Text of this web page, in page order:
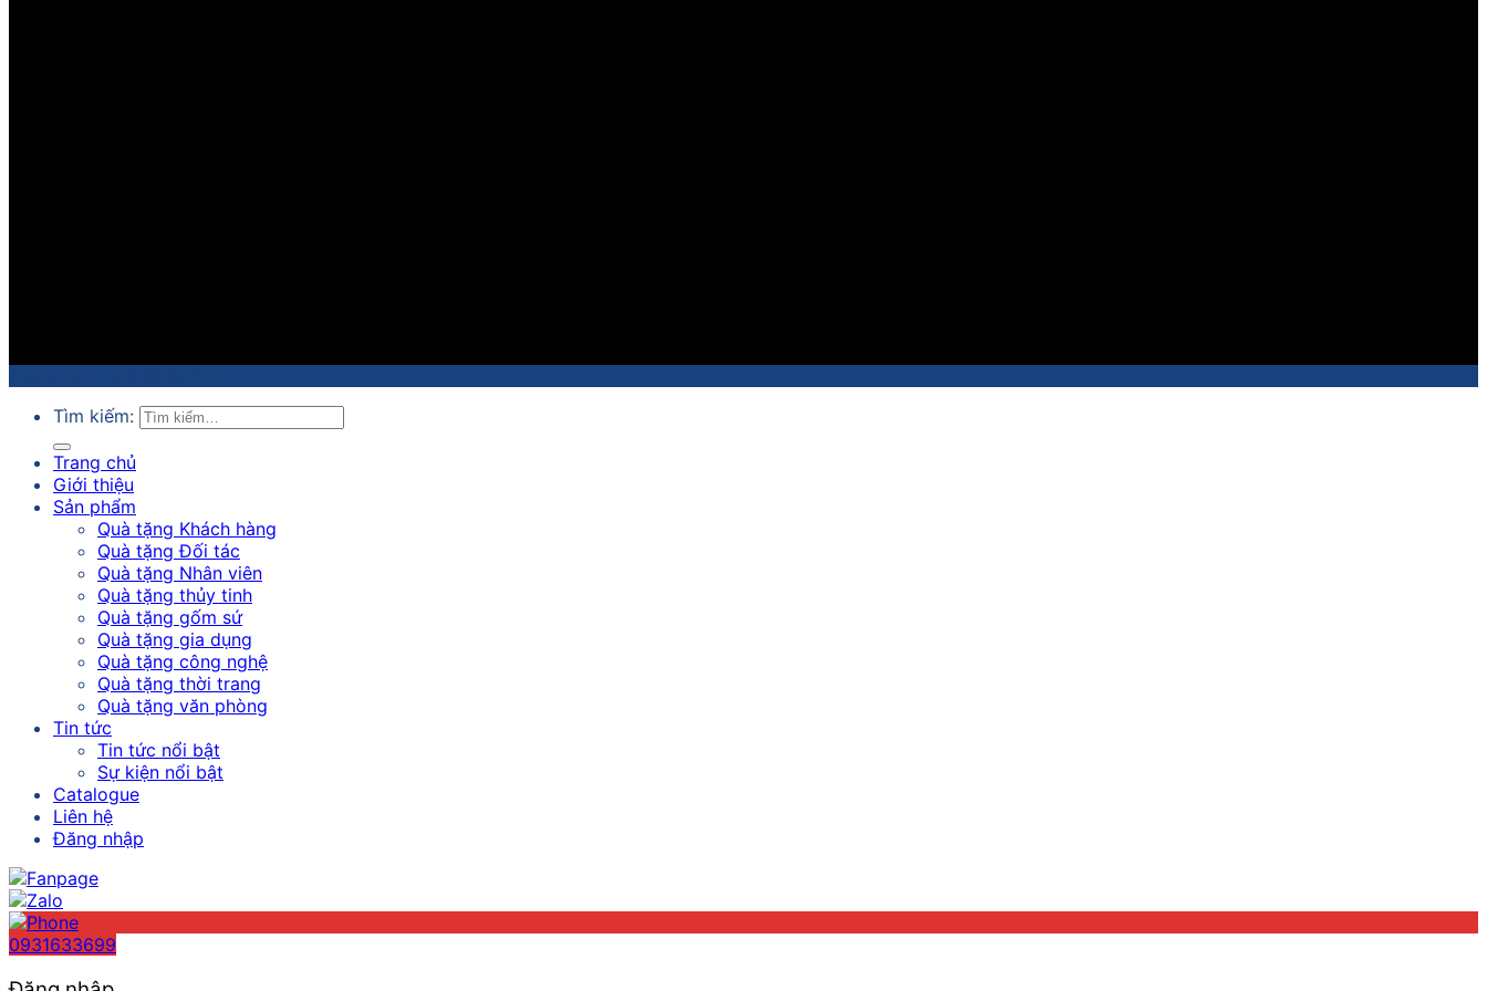
Tìm kiếm:
Trang chủ
Giới thiệu
Sản phẩm
Quà tặng Khách hàng
Quà tặng Đối tác
Quà tặng Nhân viên
Quà tặng thủy tinh
Quà tặng gốm sứ
Quà tặng gia dụng
Quà tặng công nghệ
Quà tặng thời trang
Quà tặng văn phòng
Tin tức
Tin tức nổi bật
Sự kiện nổi bật
Catalogue
Liên hệ
Đăng nhập
0931633699